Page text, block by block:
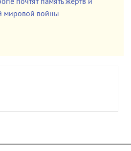
мировой войны